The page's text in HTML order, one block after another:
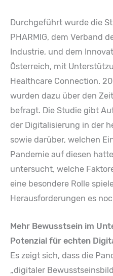
Durchgeführt wurde die
PHARMIG, dem Verband
Industrie, und dem
Österreich, mit
Healthcare Connection.
wurden dazu über den
befragt. Die Studie gibt
der Digitalisierung in der
sowie darüber, welchen
Pandemie auf diesen
untersucht, welche
eine besondere Rolle
Herausforderungen es
Mehr Bewusstsein im
Potenzial für echten
Es zeigt sich, dass die
„digitaler